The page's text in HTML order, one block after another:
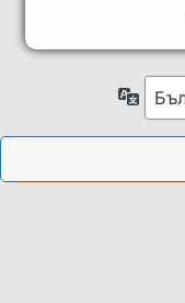
Език